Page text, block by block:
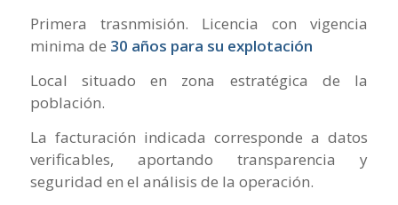
Primera trasnmisión. Licencia con vigencia
minima de 30 años para su explotación
Local situado en zona estratégica de la
población.
La facturación indicada corresponde a datos
verificables, aportando transparencia y
seguridad en el análisis de la operación.